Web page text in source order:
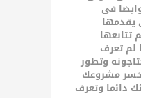
فى
يقدمها
تتابعها
لم تعرف
وتطور
مشروعك
دائما وتعرف